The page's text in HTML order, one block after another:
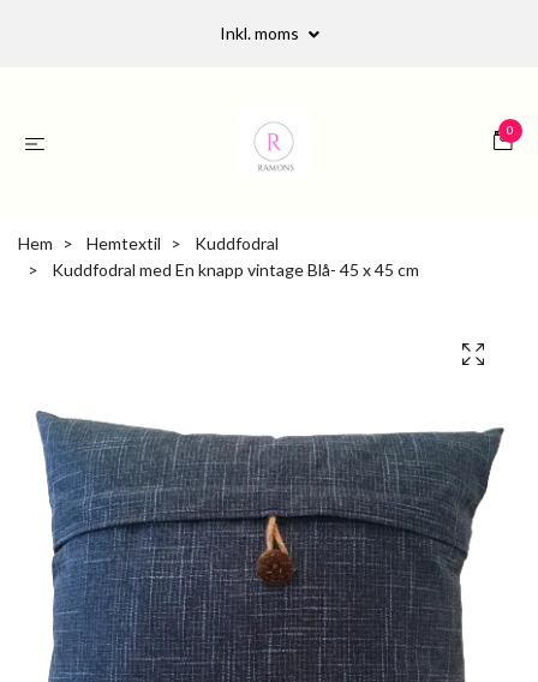
Inkl. moms
0
Hem Hemtextil
Kuddfodral
Kuddfodral med En knapp vintage Blå- 45 x 45 cm